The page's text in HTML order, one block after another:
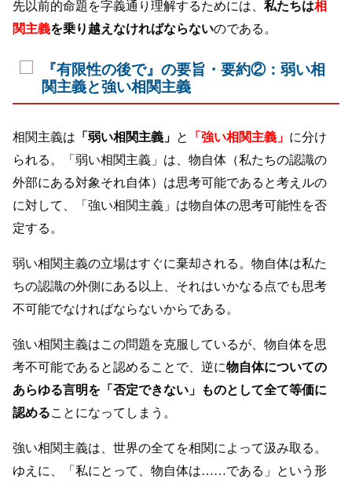
先以前的命題を字義通り理解するためには、私たちは相
関主義を乗り越えなければならないのである。
『有限性の後で』の要旨・要約②：弱い相
関主義と強い相関主義
相関主義は 「弱い相関主義」 と 「強い相関主義」 に分け
られる。「弱い相関主義」は、物自体（私たちの認識の
外部にある対象それ自体）は思考可能であると考えルの
に対して、「強い相関主義」は物自体の思考可能性を否
定する。
弱い相関主義の立場はすぐに棄却される。物自体は私た
ちの認識の外側にある以上、それはいかなる点でも思考
不可能でなければならないからである。
強い相関主義はこの問題を克服しているが、物自体を思
考不可能であると認めることで、逆に物自体についての
あらゆる言明を「否定できない」ものとして全て等価に
認めることになってしまう。
強い相関主義は、世界の全てを相関によって汲み取る。
ゆえに、「私にとって、物自体は……である」という形